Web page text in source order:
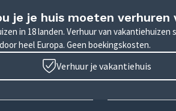
je je huis moeten verhuren
in 18 landen. Verhuur van vakantiehuizen
heel Europa. Geen boekingskosten.
Verhuur je vakantiehuis